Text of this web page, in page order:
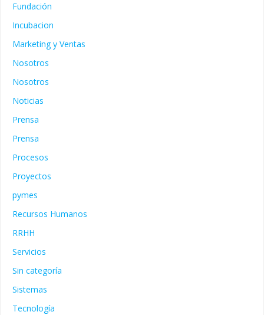
Fundación
Incubacion
Marketing y Ventas
Nosotros
Nosotros
Noticias
Prensa
Prensa
Procesos
Proyectos
pymes
Recursos Humanos
RRHH
Servicios
Sin categoría
Sistemas
Tecnología